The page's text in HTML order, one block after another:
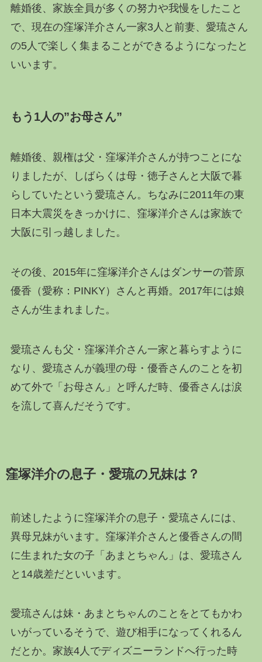
離婚後、家族全員が多くの努力や我慢をしたこと
で、現在の窪塚洋介さん一家3人と前妻、愛琉さん
の5人で楽しく集まることができるようになったと
いいます。
もう1人の”お母さん”
離婚後、親権は父・窪塚洋介さんが持つことにな
りましたが、しばらくは母・徳子さんと大阪で暮
らしていたという愛琉さん。ちなみに2011年の東
日本大震災をきっかけに、窪塚洋介さんは家族で
大阪に引っ越しました。
その後、2015年に窪塚洋介さんはダンサーの菅原
優香（愛称：PINKY）さんと再婚。2017年には娘
さんが生まれました。
愛琉さんも父・窪塚洋介さん一家と暮らすように
なり、愛琉さんが義理の母・優香さんのことを初
めて外で「お母さん」と呼んだ時、優香さんは涙
を流して喜んだそうです。
窪塚洋介の息子・愛琉の兄妹は？
前述したように窪塚洋介の息子・愛琉さんには、
異母兄妹がいます。窪塚洋介さんと優香さんの間
に生まれた女の子「あまとちゃん」は、愛琉さん
と14歳差だといいます。
愛琉さんは妹・あまとちゃんのことをとてもかわ
いがっているそうで、遊び相手になってくれるん
だとか。家族4人でディズニーランドへ行った時